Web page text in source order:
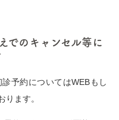
でのキャンセル等に
予約についてはWEBもし
ります。